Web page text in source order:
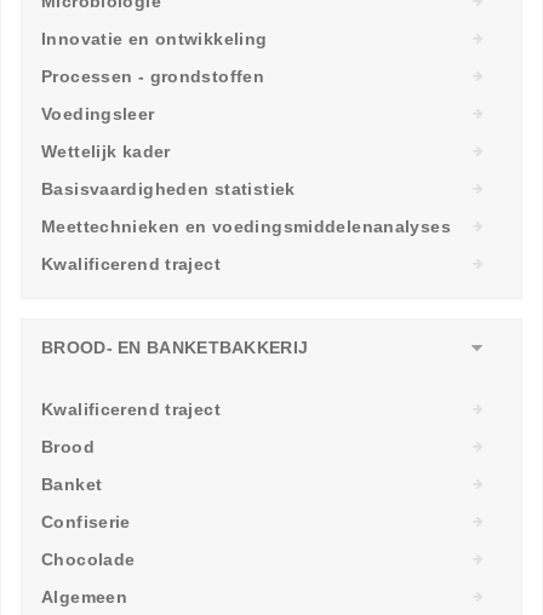
Innovatie en ontwikkeling
Processen - grondstoffen
Voedingsleer
Wettelijk kader
Basisvaardigheden statistiek
Meettechnieken en voedingsmiddelenanalyses
Kwalificerend traject
BROOD- EN BANKETBAKKERIJ
Kwalificerend traject
Brood
Banket
Confiserie
Chocolade
Algemeen